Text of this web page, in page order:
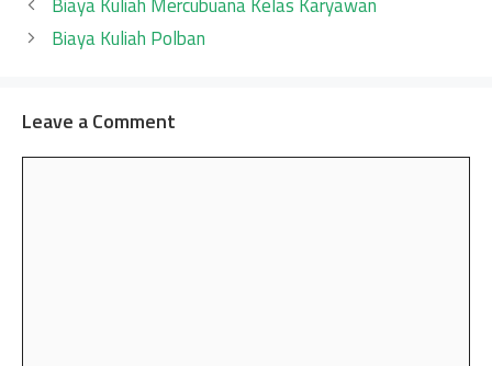
Biaya Kuliah Polban
Leave a Comment